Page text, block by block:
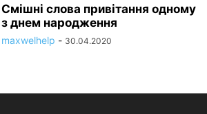
Смішні слова привітання одному
з днем народження
maxwelhelp - 30.04.2020